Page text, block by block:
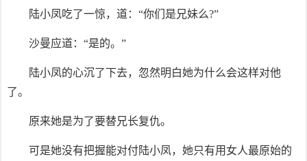
陆小凤吃了一惊，道：“你们是兄妹么?”
沙曼应道：“是的。”
陆小凤的心沉了下去，忽然明白她为什么会这样对他
了。
原来她是为了要替兄长复仇。
可是她没有把握能对付陆小凤，她只有用女人最原始的